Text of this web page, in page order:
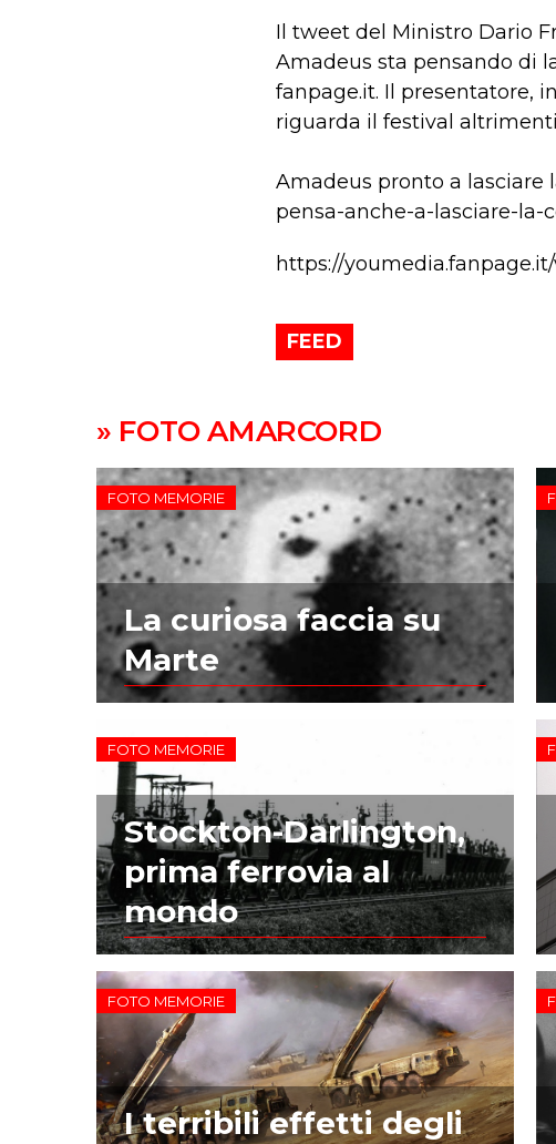
Il tweet del Ministro Dario
Amadeus sta pensando di
fanpage.it. Il presentatore,
riguarda il festival
Amadeus pronto a lasciare
pensa-anche-a-lasciare-la-
https://
FEED
» FOTO AMARCORD
FOTO MEMORIE
La curiosa faccia su
Marte
FOTO MEMORIE
Stockton-Darlington,
prima ferrovia al
mondo
FOTO MEMORIE
I terribili effetti degli